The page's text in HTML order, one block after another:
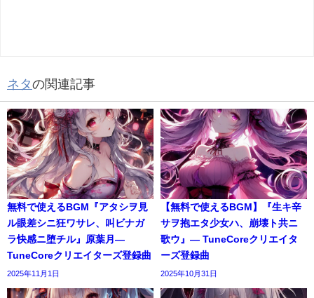
ネタの関連記事
無料で使えるBGM『アタシヲ見
ル眼差シニ狂ワサレ、叫ビナガ
ラ快感ニ堕チル』原葉月―
TuneCoreクリエイターズ登録曲
2025年11月1日
【無料で使えるBGM】『生キ辛
サヲ抱エタ少女ハ、崩壊ト共ニ
歌ウ』― TuneCoreクリエイタ
ーズ登録曲
2025年10月31日